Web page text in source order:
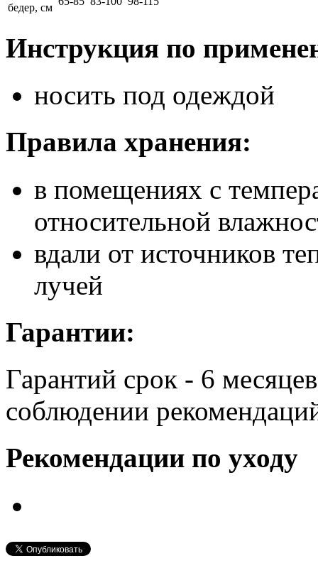
бедер, см
Инструкция по
носить под одеждой
Правила хранения:
в помещениях с
относительной
вдали от источников
лучей
Гарантии:
Гарантий срок - 6
соблюдении
Рекомендации по уходу